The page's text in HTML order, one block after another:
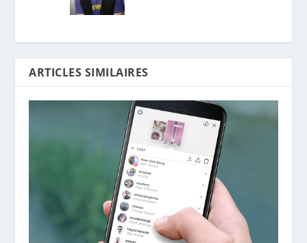
ARTICLES SIMILAIRES